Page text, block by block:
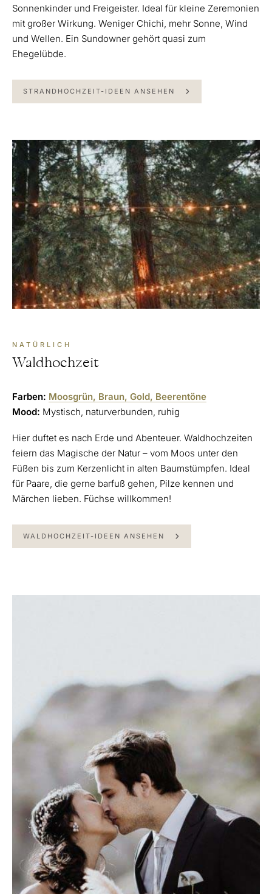
Sonnenkinder und Freigeister. Ideal für kleine Zeremonien
mit großer Wirkung. Weniger Chichi, mehr Sonne, Wind
und Wellen. Ein Sundowner gehört quasi zum
Ehegelübde.
STRANDHOCHZEIT-IDEEN ANSEHEN
NATÜRLICH
Waldhochzeit
Farben: Moosgrün, Braun, Gold, Beerentöne
Mood: Mystisch, naturverbunden, ruhig
Hier duftet es nach Erde und Abenteuer. Waldhochzeiten
feiern das Magische der Natur – vom Moos unter den
Füßen bis zum Kerzenlicht in alten Baumstümpfen. Ideal
für Paare, die gerne barfuß gehen, Pilze kennen und
Märchen lieben. Füchse willkommen!
WALDHOCHZEIT-IDEEN ANSEHEN